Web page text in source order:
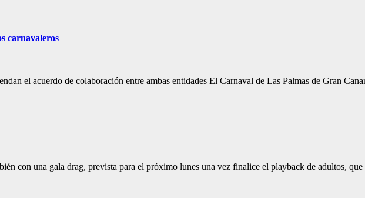
carnavaleros
el acuerdo de colaboración entre ambas entidades El Carnaval de Las Palmas de Gran
con una gala drag, prevista para el próximo lunes una vez finalice el playback de adultos,